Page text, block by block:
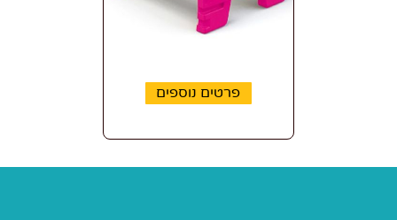
פרטים נוספים